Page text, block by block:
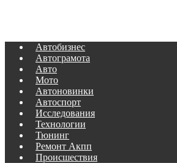
Автобизнес
Автограмота
Авто
Мото
Автоновинки
Автоспорт
Исследования
Технологии
Тюнинг
Ремонт Акпп
Происшествия